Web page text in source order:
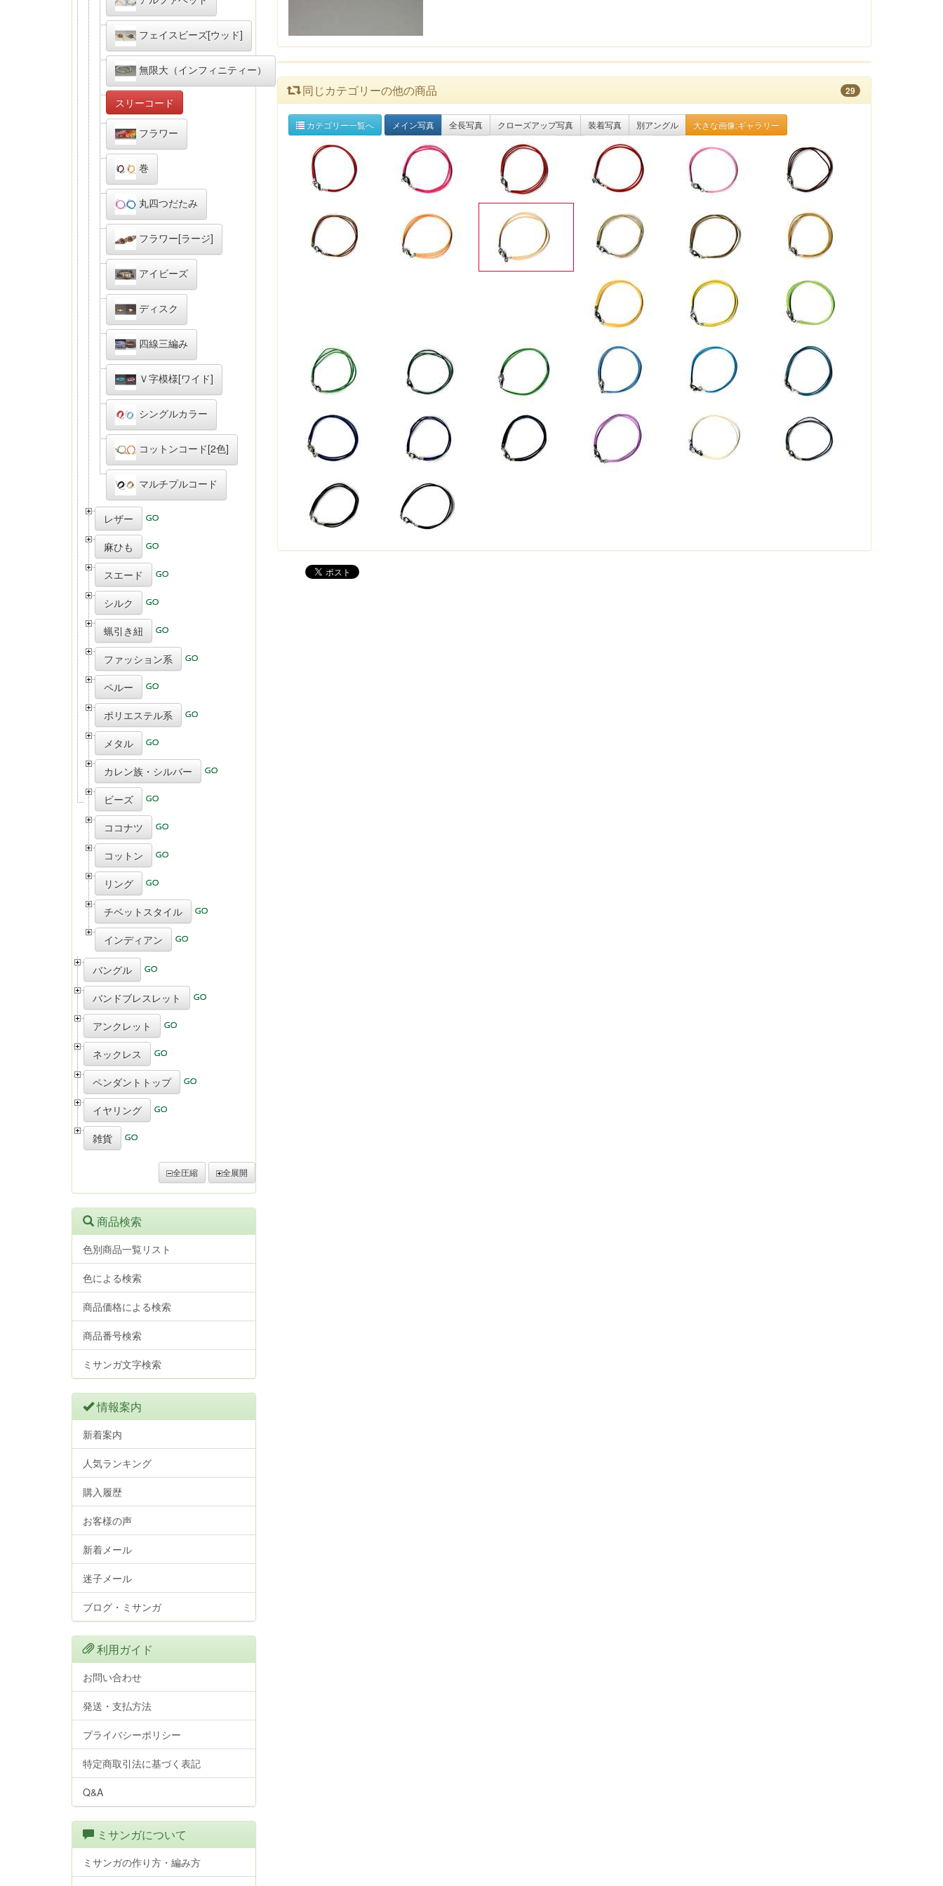
同じカテゴリーの他の商品 29
カテゴリー一覧へ メイン写真 全長写真 クローズアップ写真 装着写真 別アングル 大きな画像:ギャラリー
フェイスビーズ[ウッド]
無限大（インフィニティー）
スリーコード
フラワー
巻
丸四つだたみ
フラワー[ラージ]
アイビーズ
ディスク
四線三編み
Ｖ字模様[ワイド]
シングルカラー
コットンコード[2色]
マルチプルコード
レザー
麻ひも
スエード
シルク
蝋引き紐
ファッション系
ペルー
ポリエステル系
メタル
カレン族・シルバー
ビーズ
ココナツ
コットン
リング
チベットスタイル
インディアン
バングル
バンドブレスレット
アンクレット
ネックレス
ペンダントトップ
イヤリング
雑貨
全圧縮 全展開
商品検索
色別商品一覧リスト
色による検索
商品価格による検索
商品番号検索
ミサンガ文字検索
情報案内
新着案内
人気ランキング
購入履歴
お客様の声
新着メール
迷子メール
ブログ・ミサンガ
利用ガイド
お問い合わせ
発送・支払方法
プライバシーポリシー
特定商取引法に基づく表記
Q&A
ミサンガについて
ミサンガの作り方・編み方